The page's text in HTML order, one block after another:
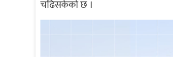
चढिसकेको छ ।